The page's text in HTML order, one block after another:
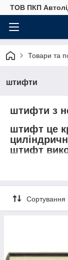
ТОВ ПКП
Товари та
штифти
штифти з
штифт це
штифт
Сортування